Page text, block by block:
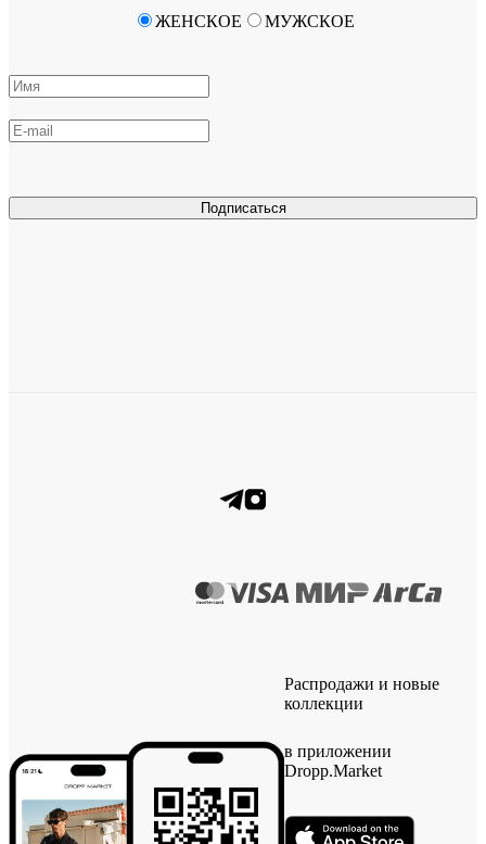
Подписаться
ЖЕНСКОЕ МУЖСКОЕ
Распродажи и новые
коллекции
в приложении
Dropp.Market